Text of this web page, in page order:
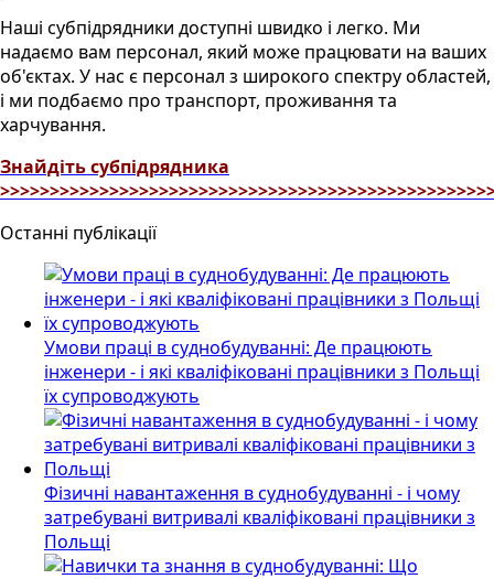
Наші субпідрядники доступні швидко і легко. Ми
надаємо вам персонал, який може працювати на ваших
об'єктах. У нас є персонал з широкого спектру областей,
і ми подбаємо про транспорт, проживання та
харчування.
Знайдіть субпідрядника
Останні публікації
Умови праці в суднобудуванні: Де працюють
інженери - і які кваліфіковані працівники з Польщі
їх супроводжують
Фізичні навантаження в суднобудуванні - і чому
затребувані витривалі кваліфіковані працівники з
Польщі